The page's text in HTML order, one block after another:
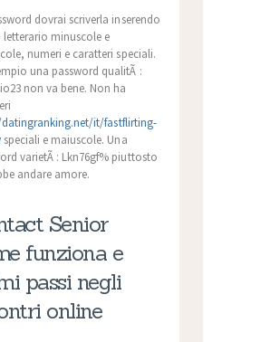
dovrai scriverla inserendo
letterario minuscole e
numeri e caratteri speciali.
una password qualitÃ :
non va bene. Non ha
it/fastflirting-
speciali e maiuscole. Una
varietÃ : Lkn76gf% piuttosto
andare amore.
Senior
funziona e
passi negli
online